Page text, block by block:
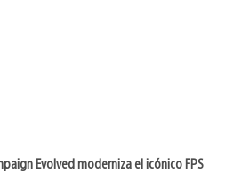
Evolved moderniza el icónico FPS